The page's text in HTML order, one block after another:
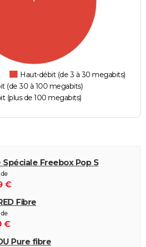
Haut-débit (de 3 à 30 megabits)
(de 30 à 100 megabits)
(plus de 100 megabits)
Spéciale Freebox Pop S
€
Fibre
€
Pure fibre